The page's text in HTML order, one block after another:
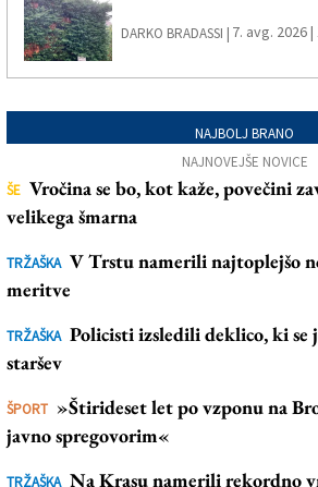
DARKO BRADASSI | 7. avg. 2026 |
NAJBOLJ BRANO
NAJNOVEJŠE NOVICE
ŠE Vročina se bo, kot kaže, povečini
velikega šmarna
TRŽAŠKA V Trstu namerili najtoplejšo
meritve
TRŽAŠKA Policisti izsledili deklico, ki se
staršev
ŠPORT »Štirideset let po vzponu na
javno spregovorim«
TRŽAŠKA Na Krasu namerili rekordno